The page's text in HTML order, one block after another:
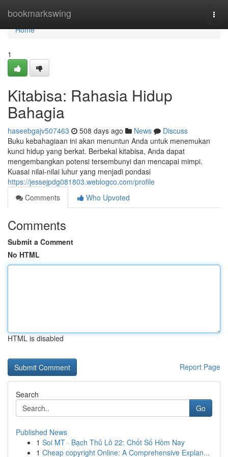
bookmarkswing
Home
Home
1
Kitabisa: Rahasia Hidup
Bahagia
haseebgajv507463 508 days ago News
Discuss
Buku kebahagiaan ini akan menuntun Anda untuk menemukan
kunci hidup yang berkat. Berbekal kitabisa, Anda dapat
mengembangkan potensi tersembunyi dan mencapai mimpi.
Kuasai nilai-nilai luhur yang menjadi pondasi
https://jessejpdg081803.weblogco.com/profile
Comments
Who Upvoted
Comments
Submit a Comment
No HTML
HTML is disabled
Report Page
Search
Go
Published News
1 Soi MT · Bạch Thủ Lô 22: Chốt Số Hôm Nay
1 Cheap copyright Online: A Comprehensive Explan...